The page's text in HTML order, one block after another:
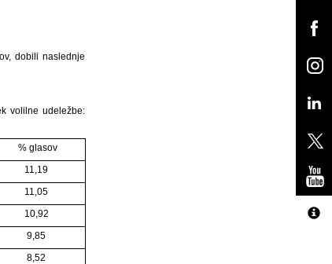
dobili naslednje
volilne udeležbe:
% glasov
11,19
11,05
10,92
9,85
8,52